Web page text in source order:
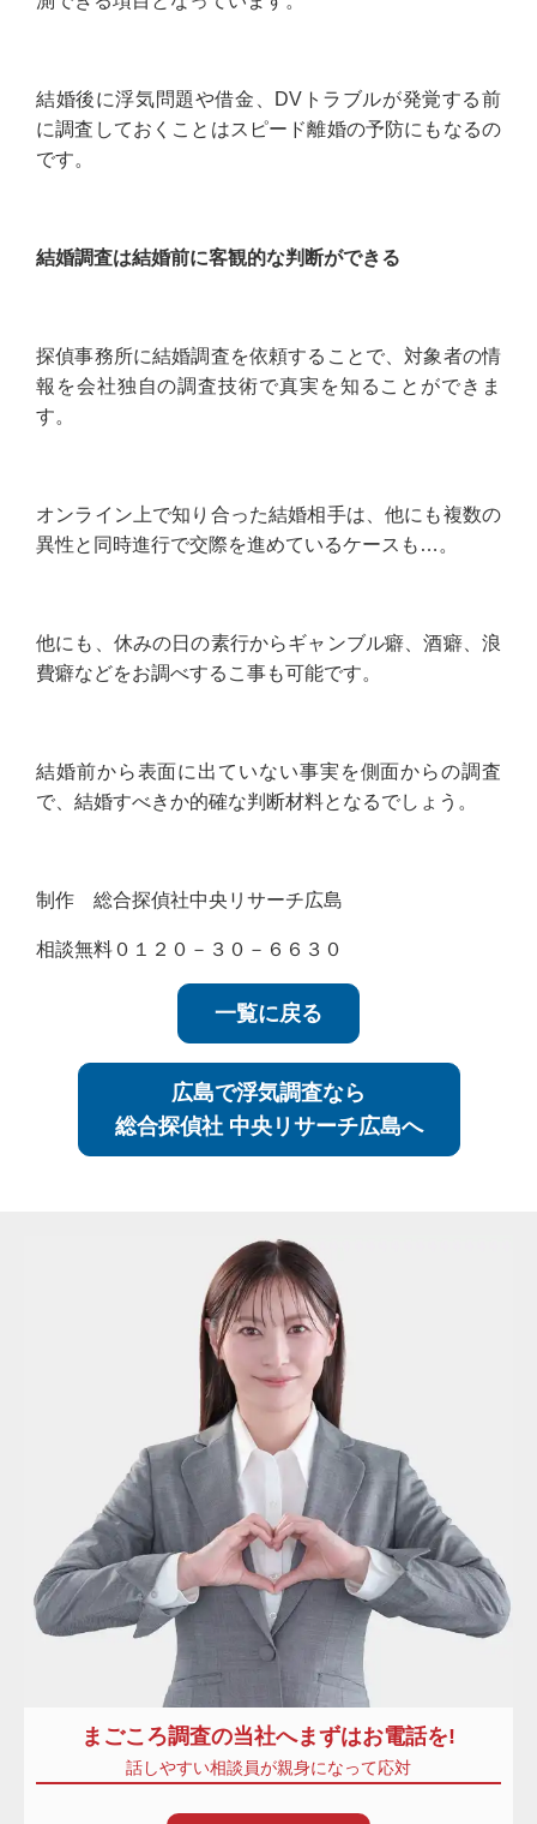
結婚後に浮気問題や借金、DVトラブルが発覚する前
に調査しておくことはスピード離婚の予防にもなるの
です。
結婚調査は結婚前に客観的な判断ができる
探偵事務所に結婚調査を依頼することで、対象者の情
報を会社独自の調査技術で真実を知ることができま
す。
オンライン上で知り合った結婚相手は、他にも複数の
異性と同時進行で交際を進めているケースも…。
他にも、休みの日の素行からギャンブル癖、酒癖、浪
費癖などをお調べするこ事も可能です。
結婚前から表面に出ていない事実を側面からの調査
で、結婚すべきか的確な判断材料となるでしょう。
制作 総合探偵社中央リサーチ広島
相談無料０１２０－３０－６６３０
一覧に戻る
広島で浮気調査なら
総合探偵社 中央リサーチ広島へ
まごころ調査の当社へまずはお電話を!
話しやすい相談員が親身になって応対